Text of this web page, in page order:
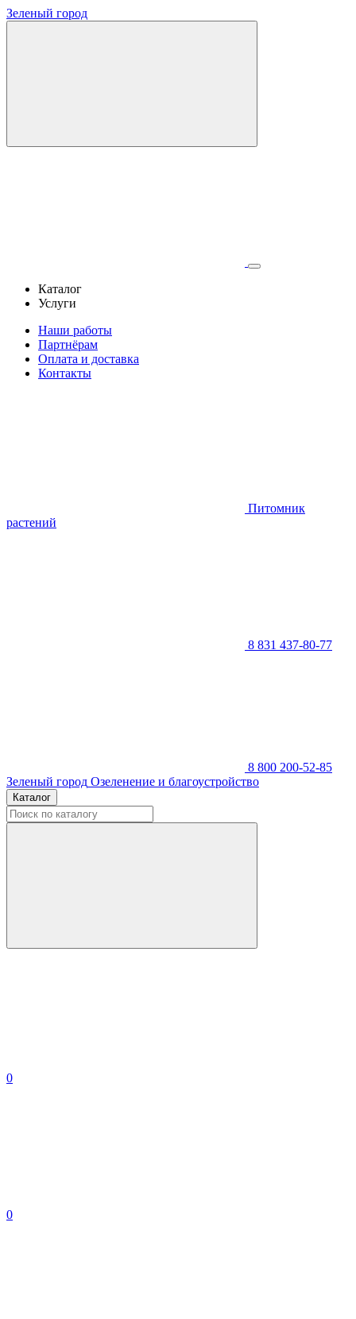
Зеленый город
Каталог
Услуги
Наши работы
Партнёрам
Оплата и доставка
Контакты
Питомник
растений
8 831 437-80-77
8 800 200-52-85
Зеленый город Озеленение и благоустройство
Каталог
0
0